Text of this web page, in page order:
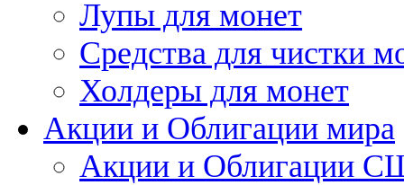
Лупы для монет
Средства для чистки
Холдеры для монет
Акции и Облигации мира
Акции и Облигации